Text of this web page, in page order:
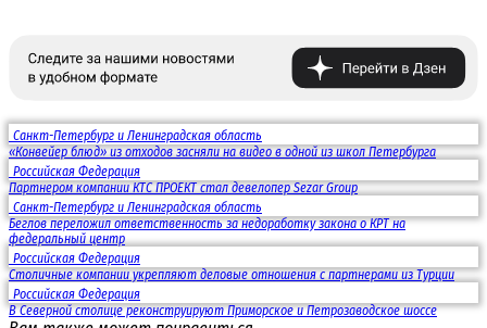
Санкт-Петербург и Ленинградская область
«Конвейер блюд» из отходов засняли на видео в одной из школ Петербурга
Российская Федерация
Партнером компании КТС ПРОЕКТ стал девелопер Sezar Group
Санкт-Петербург и Ленинградская область
Беглов переложил ответственность за недоработку закона о КРТ на
федеральный центр
Российская Федерация
Столичные компании укрепляют деловые отношения с партнерами из Турции
Российская Федерация
В Северной столице реконструируют Приморское и Петрозаводское шоссе